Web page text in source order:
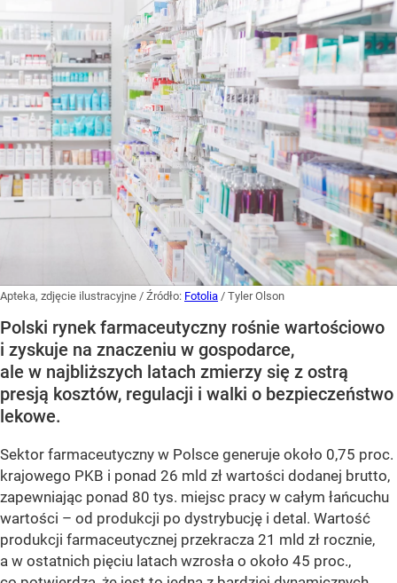
Apteka, zdjęcie ilustracyjne / Źródło: Fotolia / Tyler Olson
Polski rynek farmaceutyczny rośnie wartościowo
i zyskuje na znaczeniu w gospodarce,
ale w najbliższych latach zmierzy się z ostrą
presją kosztów, regulacji i walki o bezpieczeństwo
lekowe.
Sektor farmaceutyczny w Polsce generuje około 0,75 proc.
krajowego PKB i ponad 26 mld zł wartości dodanej brutto,
zapewniając ponad 80 tys. miejsc pracy w całym łańcuchu
wartości – od produkcji po dystrybucję i detal. Wartość
produkcji farmaceutycznej przekracza 21 mld zł rocznie,
a w ostatnich pięciu latach wzrosła o około 45 proc.,